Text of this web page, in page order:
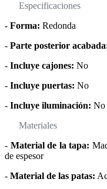
Especificaciones
- Forma: Redonda
- Parte posterior
- Incluye cajones: No
- Incluye puertas: No
- Incluye iluminación: No
Materiales
- Material de la tapa:
de espesor
- Material de las patas: